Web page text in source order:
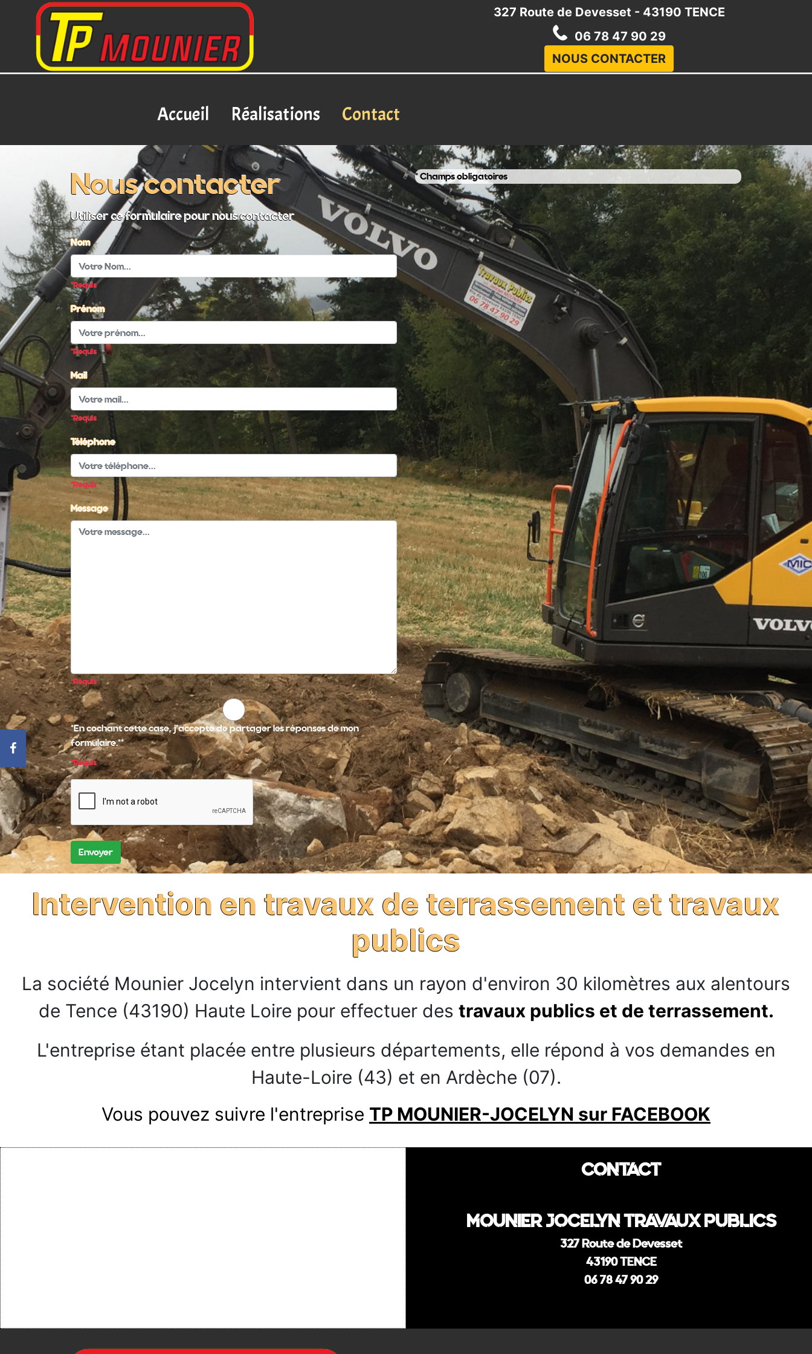
327 Route de Devesset - 43190 TENCE
06 78 47 90 29
NOUS CONTACTER
Accueil Réalisations Contact
Nous contacter
Utiliser ce formulaire pour nous contacter
Nom
*Requis
Prénom
*Requis
Mail
*Requis
Téléphone
*Requis
Message
*Requis
*En cochant cette case, j'accepte de partager les réponses de mon
formulaire.**
*Requis
* Champs obligatoires
Intervention en travaux de terrassement et travaux
publics
La société Mounier Jocelyn intervient dans un rayon d'environ 30 kilomètres aux alentours
de Tence (43190) Haute Loire pour effectuer des travaux publics et de terrassement.
L'entreprise étant placée entre plusieurs départements, elle répond à vos demandes en
Haute-Loire (43) et en Ardèche (07).
Vous pouvez suivre l'entreprise TP MOUNIER-JOCELYN sur FACEBOOK
CONTACT
MOUNIER JOCELYN TRAVAUX PUBLICS
327 Route de Devesset
43190 TENCE
06 78 47 90 29